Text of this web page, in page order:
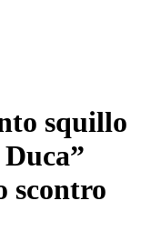
squillo
scontro